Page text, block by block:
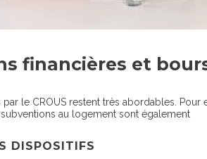
financières et
par le CROUS restent très abordables. Pour
au logement sont également
DISPOSITIFS